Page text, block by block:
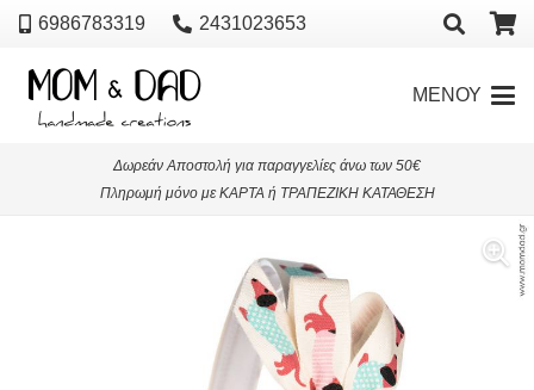
6986783319 2431023653
ΜΕΝΟΥ
Δωρεάν Αποστολή για παραγγελίες άνω των 50€
Πληρωμή μόνο με ΚΑΡΤΑ ή ΤΡΑΠΕΖΙΚΗ ΚΑΤΑΘΕΣΗ